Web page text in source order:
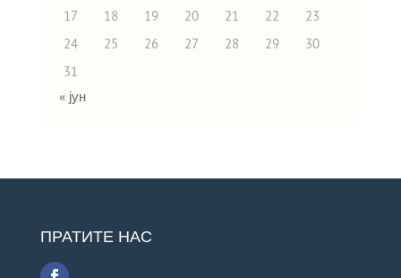
17
18 19 20 21 22
23
24
25 26 27 28 29
30
31
« јун
ПРАТИТЕ НАС